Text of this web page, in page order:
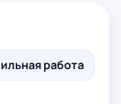
работа